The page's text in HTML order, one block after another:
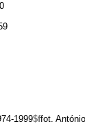
1999$ffot.